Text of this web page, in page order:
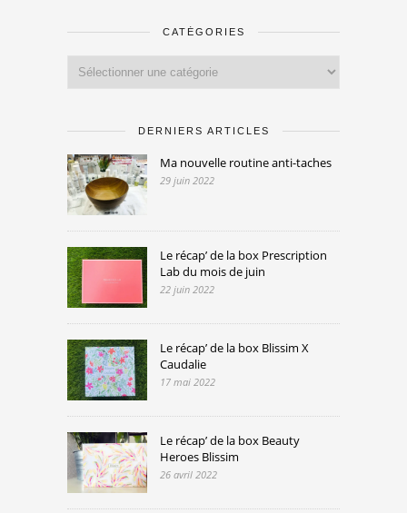
CATÉGORIES
DERNIERS ARTICLES
Ma nouvelle routine anti-taches
29 juin 2022
Le récap’ de la box Prescription
Lab du mois de juin
22 juin 2022
Le récap’ de la box Blissim X
Caudalie
17 mai 2022
Le récap’ de la box Beauty
Heroes Blissim
26 avril 2022